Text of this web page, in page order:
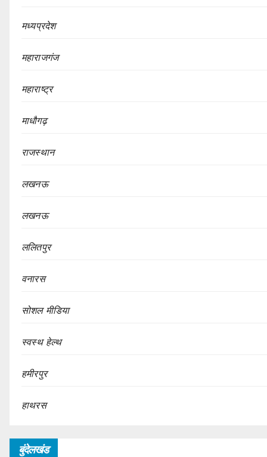
मध्यप्रदेश
महाराजगंज
महाराष्ट्र
माधौगढ़
राजस्थान
लखनऊ
लखनऊ
ललितपुर
वनारस
सोशल मीडिया
स्वस्थ हेल्थ
हमीरपुर
हाथरस
बुंदेलखंड